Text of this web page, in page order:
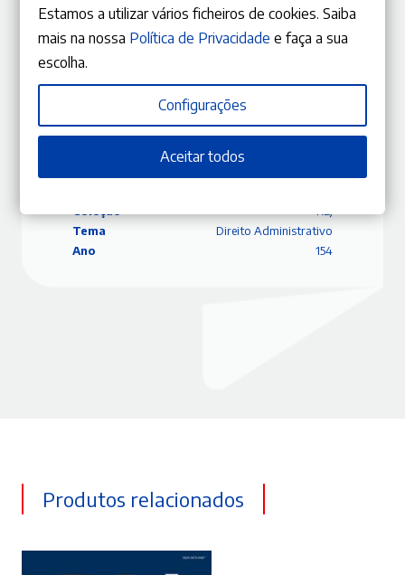
João Leal Amado
9770870840495
Editora
Gestlegal
Tema
Direito Administrativo
Ano
154
Produtos relacionados
Estamos a utilizar vários ficheiros de cookies. Saiba
mais na nossa Política de Privacidade e faça a sua
escolha.
Configurações
Aceitar todos